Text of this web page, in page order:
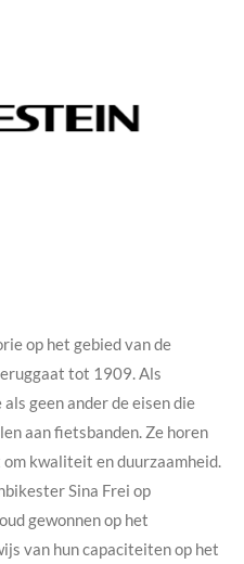
op het gebied van de
tot 1909. Als
geen ander de eisen die
aan fietsbanden. Ze horen
kwaliteit en duurzaamheid.
Sina Frei op
gewonnen op het
van hun capaciteiten op het